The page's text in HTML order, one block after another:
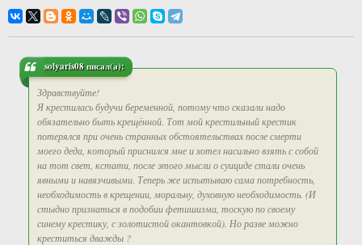
solyaris08 писал(а):
Здравствуйте!
Я крестилась будучи беременной, потому что сказали надо
обязательно быть крещённой. Тот мой крестильный крестик
потерялся при очень странных обстоятельствах после смерти
моего деда, который приснился мне и хотел насильно взять с собой
на тот свет, кстати, после этого мысли о суициде стали очень
явными и навязчивыми. Теперь же испытываю сама потребность,
необходимость в крещении, моральну, духовную необходимость. (И
стыдно признаться в подобии фетишизма, тоскую по своему
синему крестику, с золотистой окантовкой). Но разве можно
креститься дважды ?